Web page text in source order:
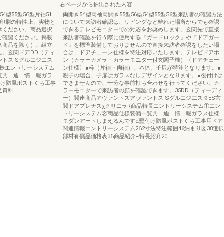
型55型56型片袖51
刷の特性上、実物と
ださい。商品選択
認ください。掲載
品を除く）、組立
玄関ドアDD（ディ
トスISグルエジエス
エントリーシステム
覧共 通 情 報ガラ
防風ポストぐち工事
資料
右ページから抽出された内容
両開き54型両袖両開き55型56型54型55型56型来訪者の確認方法
について来訪者確認は、リビングなど離れた場所からでも確認
できるテレビモニターでの対応をお奨めします。玄関先で直接
来訪者確認を行う際に使用する『ガードロック』や『ドアガー
ド』を標準装備しておりませんので直接来訪者確認をしたい場
合は、ドアチェーン仕様を特注対応いたします。テレビドアホ
ン（カラーカメラ・カラーモニター付玄関子機）〈ドアチェー
ン仕様〉●枠（片袖・両袖）、本体、子扉が特注となります。●
親子の場合、子扉はガラスなしデザインとなります。●後付けは
できませんので、十分な事前打ち合わせを行ってください。カ
ラーモニターで来訪者の顔を確認できます。35DD（ディーディ
ー）関連商品アヴァントスアヴァントスISグルエジエスタES玄
関ドアプレナスχクリエラR商品特長エントリーシステム①エン
トリーシステム②商品仕様装備一覧共 通 情 報ガラス仕様
モダンアートしまえるんですα壁付け防風ポストぐち工事用ドア
関連情報エントリーシステム262寸法特注範囲46納まり図38選択
部材有償品価格表36商品紹介−特長紹介20